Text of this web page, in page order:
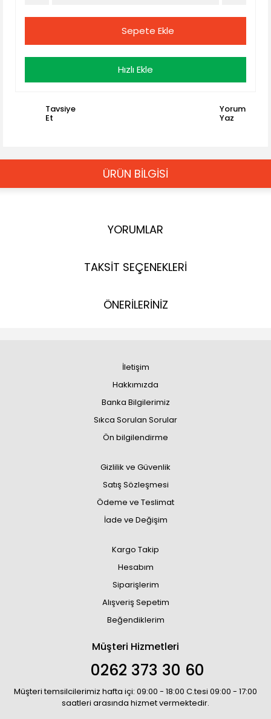
Sepete Ekle
Hızlı Ekle
Tavsiye
Et
Yorum
Yaz
ÜRÜN BİLGİSİ
YORUMLAR
TAKSİT SEÇENEKLERİ
ÖNERİLERİNİZ
İletişim
Hakkımızda
Banka Bilgilerimiz
Sıkca Sorulan Sorular
Ön bilgilendirme
Gizlilik ve Güvenlik
Satış Sözleşmesi
Ödeme ve Teslimat
İade ve Değişim
Kargo Takip
Hesabım
Siparişlerim
Alışveriş Sepetim
Beğendiklerim
Müşteri Hizmetleri
0262 373 30 60
Müşteri temsilcilerimiz hafta içi: 09:00 - 18:00 C.tesi 09:00 - 17:00
saatleri arasında hizmet vermektedir.